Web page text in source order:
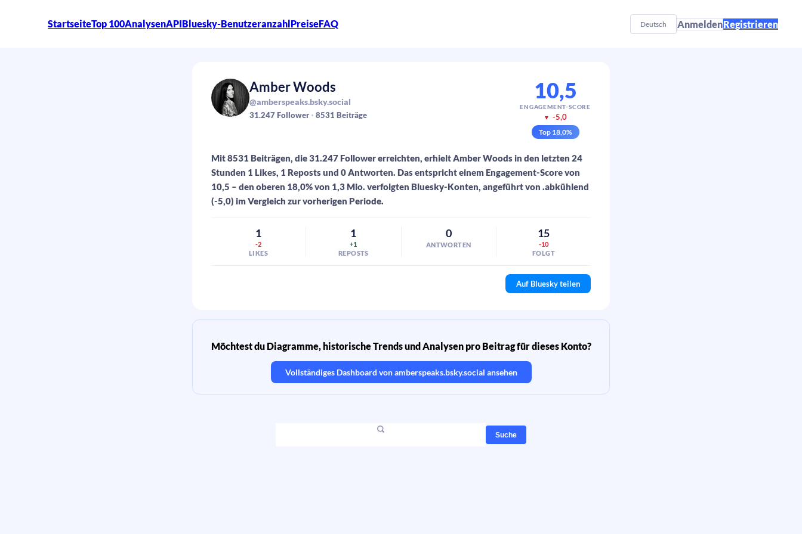
StartseiteTop 100AnalysenAPIBluesky-BenutzeranzahlPreiseFAQ Deutsch AnmeldenRegistrieren
Amber Woods
@amberspeaks.bsky.social
31.247Follower 8531 Beiträge
10,5
ENGAGEMENT-SCORE
▼ -5,0
Top 18,0%
Mit 8531 Beiträgen, die 31.247 Follower erreichten, erhielt Amber Woods in den letzten 24
Stunden 1 Likes, 1 Reposts und 0 Antworten. Das entspricht einem Engagement-Score von
10,5 – den oberen 18,0% von 1,3 Mio. verfolgten Bluesky-Konten, angeführt von .abkühlend
(-5,0) im Vergleich zur vorherigen Periode.
1
-2
LIKES
1
+1
REPOSTS
0
ANTWORTEN
15
-10
FOLGT
Auf Bluesky teilen
Möchtest du Diagramme, historische Trends und Analysen pro Beitrag für dieses Konto?
Vollständiges Dashboard vonamberspeaks.bsky.social ansehen
Suche